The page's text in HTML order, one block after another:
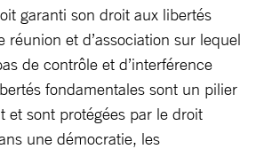
garanti son droit aux libertés
réunion et d’association sur lequel
de contrôle et d’interférence
fondamentales sont un pilier
et sont protégées par le droit
une démocratie, les